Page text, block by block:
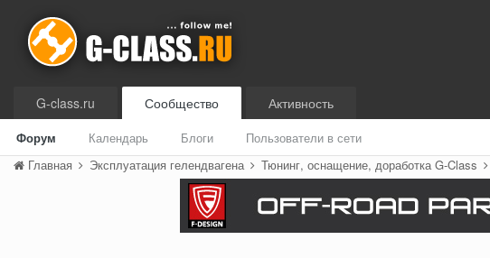
G-class.ru Сообщество
Форум Календарь Блоги Пользователи в сети
Активность
Главная Эксплуатация гелендвагена Тюнинг, оснащение, доработка G-Class